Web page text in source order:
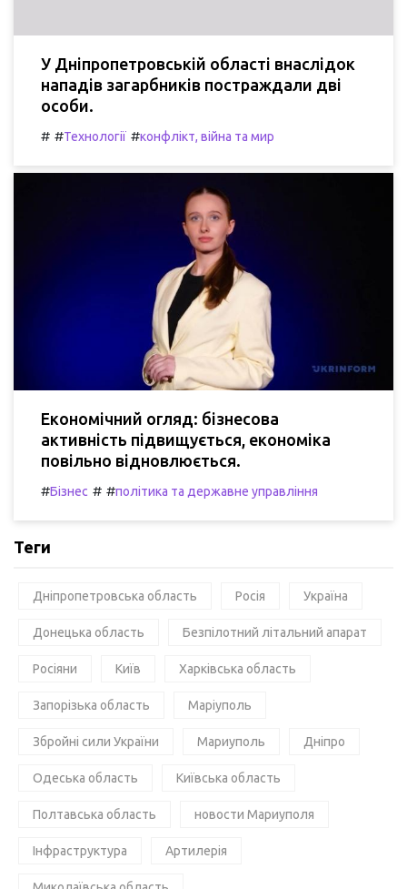
У Дніпропетровській області внаслідок
нападів загарбників постраждали дві
особи.
# #Технології #конфлікт, війна та мир
Економічний огляд: бізнесова
активність підвищується, економіка
повільно відновлюється.
#Бізнес # #політика та державне управління
Теги
Дніпропетровська область Росія Україна
Донецька область Безпілотний літальний апарат
Росіяни Київ Харківська область
Запорізька область Маріуполь
Збройні сили України Мариуполь Дніпро
Одеська область Київська область
Полтавська область новости Мариуполя
Інфраструктура Артилерія